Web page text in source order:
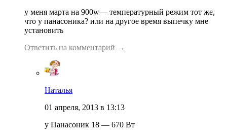
у меня марта на 900w— температурный режим тот же,
что у панасоника? или на другое время выпечку мне
установить
Ответить на комментарий →
Наталья
01 апреля, 2013 в 13:13
у Панасоник 18 — 670 Вт